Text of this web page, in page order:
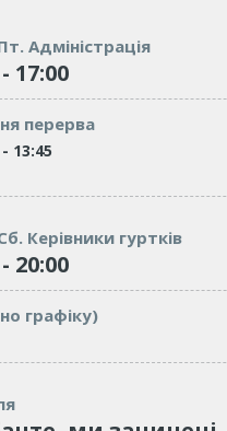
Адміністрація
17:00
перерва
13:45
Керівники гуртків
20:00
графіку)